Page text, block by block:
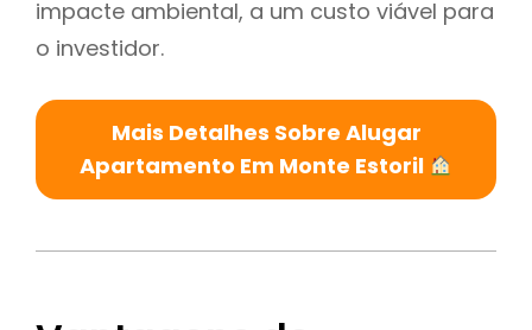
impacte ambiental, a um custo viável para
o investidor.
Mais Detalhes Sobre Alugar
Apartamento Em Monte Estoril